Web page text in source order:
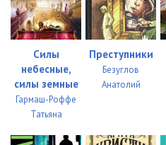
Силы
небесные,
силы земные
Гармаш-Роффе
Татьяна
Преступники
Безуглов
Анатолий